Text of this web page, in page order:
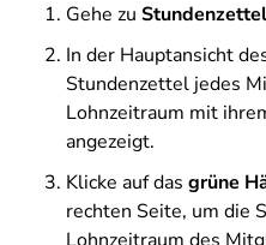
Gehe zu Stundenzettel
In der Hauptansicht
Stundenzettel jedes
Lohnzeitraum mit
angezeigt.
Klicke auf das grüne
rechten Seite, um die